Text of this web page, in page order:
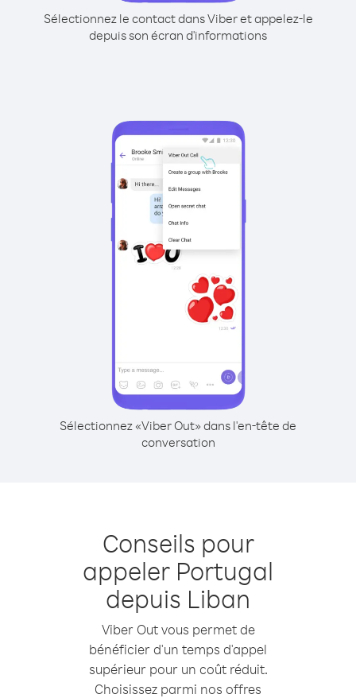
Sélectionnez le contact dans Viber et appelez-le
depuis son écran d'informations
Sélectionnez «Viber Out» dans l'en-tête de
conversation
Conseils pour
appeler Portugal
depuis Liban
Viber Out vous permet de
bénéficier d'un temps d'appel
supérieur pour un coût réduit.
Choisissez parmi nos offres